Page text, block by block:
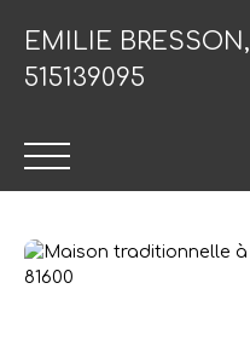
EMILIE BRESSON,
515139095